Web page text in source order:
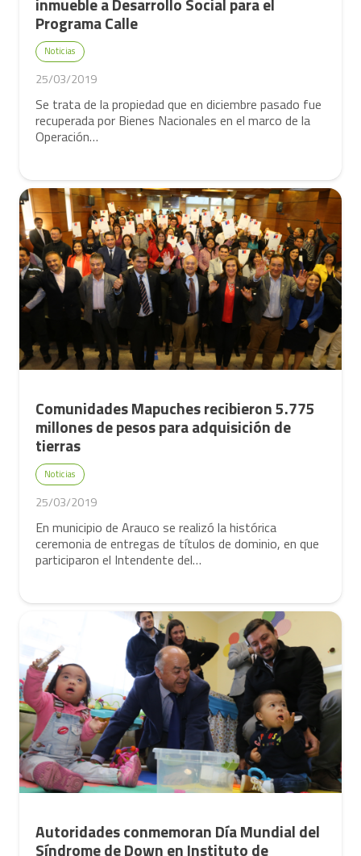
Programa Calle
Noticias
25/03/2019
Se trata de la propiedad que en diciembre pasado fue
recuperada por Bienes Nacionales en el marco de la
Operación…
Comunidades Mapuches recibieron 5.775
millones de pesos para adquisición de
tierras
Noticias
25/03/2019
En municipio de Arauco se realizó la histórica
ceremonia de entregas de títulos de dominio, en que
participaron el Intendente del…
Autoridades conmemoran Día Mundial del
Síndrome de Down en Instituto de